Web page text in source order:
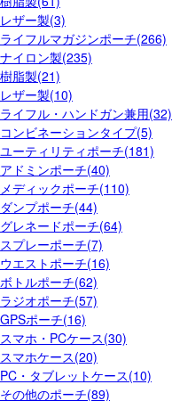
レザー製(3)
ライフルマガジンポーチ(266)
ナイロン製(235)
樹脂製(21)
レザー製(10)
ライフル・ハンドガン兼用(32)
コンビネーションタイプ(5)
ユーティリティポーチ(181)
アドミンポーチ(40)
メディックポーチ(110)
ダンプポーチ(44)
グレネードポーチ(64)
スプレーポーチ(7)
ウエストポーチ(16)
ボトルポーチ(62)
ラジオポーチ(57)
GPSポーチ(16)
スマホ・PCケース(30)
スマホケース(20)
PC・タブレットケース(10)
その他のポーチ(89)